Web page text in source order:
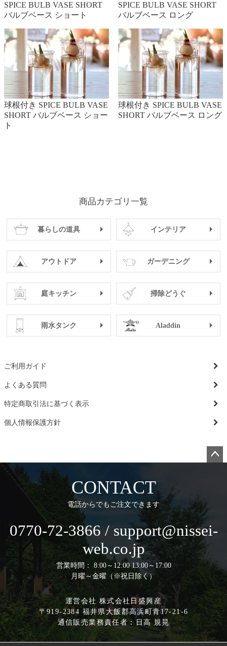
植付時期 8～9月
・ネリネ（ダイヤモンドリリー）
開花時期 10～12月
植付時期 8～10月
・ダリア
開花時期 7～10月
植付時期 3～5月
・水仙
植付時期 10～11月
SPICE BULB VASE SHORT
バルブベース ショート
SPICE BULB VASE SHORT
バルブベース ロング
球根付き SPICE BULB VASE
SHORT バルブベース ショー
ト
球根付き SPICE BULB VASE
SHORT バルブベース ロング
商品カテゴリ一覧
暮らしの道具 インテリア
アウトドア ガーデニング
庭キッチン 掃除どうぐ
雨水タンク Aladdin
ご利用ガイド
よくある質問
特定商取引法に基づく表示
個人情報保護方針
CONTACT
電話からでもご注文できます
0770-72-3866 / support@nissei-
web.co.jp
営業時間： 8:00～12:00 13:00～17:00
月曜～金曜（※祝日除く）
運営会社 株式会社日盛興産
〒919-2384 福井県大飯郡高浜町青17-21-6
通信販売業務責任者：日高 規晃